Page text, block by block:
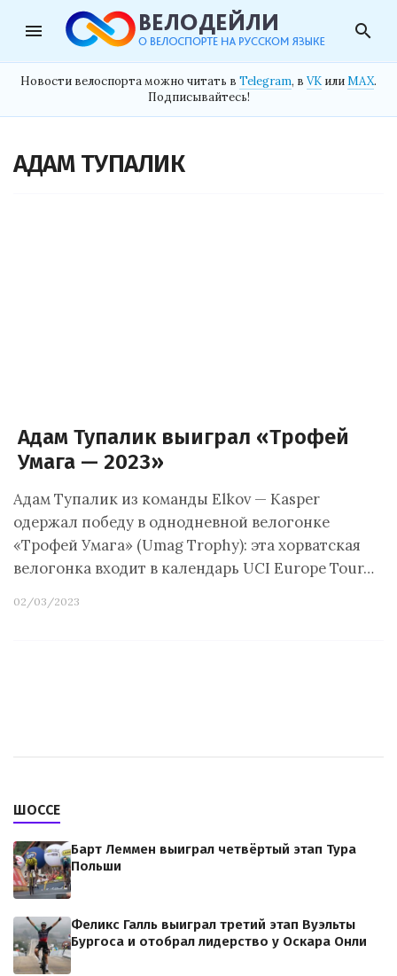
menu search
Новости велоспорта можно читать в Telegram, в VK илиMAX.
Подписывайтесь!
АДАМ ТУПАЛИК
Адам Тупалик выиграл «Трофей
Умага — 2023»
Адам Тупалик из команды Elkov — Kasper
одержал победу в однодневной велогонке
«Трофей Умага» (Umag Trophy): эта хорватская
велогонка входит в календарь UCI Europe Tour…
02/03/2023
ШОССЕ
Барт Леммен выиграл четвёртый этап Тура
Польши
Феликс Галль выиграл третий этап Вуэльты
Бургоса и отобрал лидерство у Оскара Онли